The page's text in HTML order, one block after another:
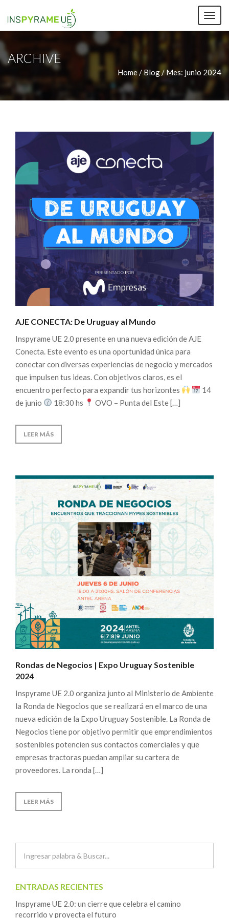
ARCHIVE
Home / Blog / Mes: junio 2024
AJE CONECTA: De Uruguay al Mundo
Inspyrame UE 2.0 presente en una nueva edición de AJE
Conecta. Este evento es una oportunidad única para
conectar con diversas experiencias de negocio y mercados
que impulsen tus ideas. Con objetivos claros, es el
encuentro perfecto para expandir tus horizontes
14
de junio
18:30 hs OVO – Punta del Este […]
LEER MÁS
Rondas de Negocios | Expo Uruguay Sostenible
2024
Inspyrame UE 2.0 organiza junto al Ministerio de Ambiente
la Ronda de Negocios que se realizará en el marco de una
nueva edición de la Expo Uruguay Sostenible. La Ronda de
Negocios tiene por objetivo permitir que emprendimientos
sostenibles potencien sus contactos comerciales y que
empresas tractoras puedan ampliar su cartera de
proveedores. La ronda […]
LEER MÁS
ENTRADAS RECIENTES
Inspyrame UE 2.0: un cierre que celebra el camino
recorrido y proyecta el futuro